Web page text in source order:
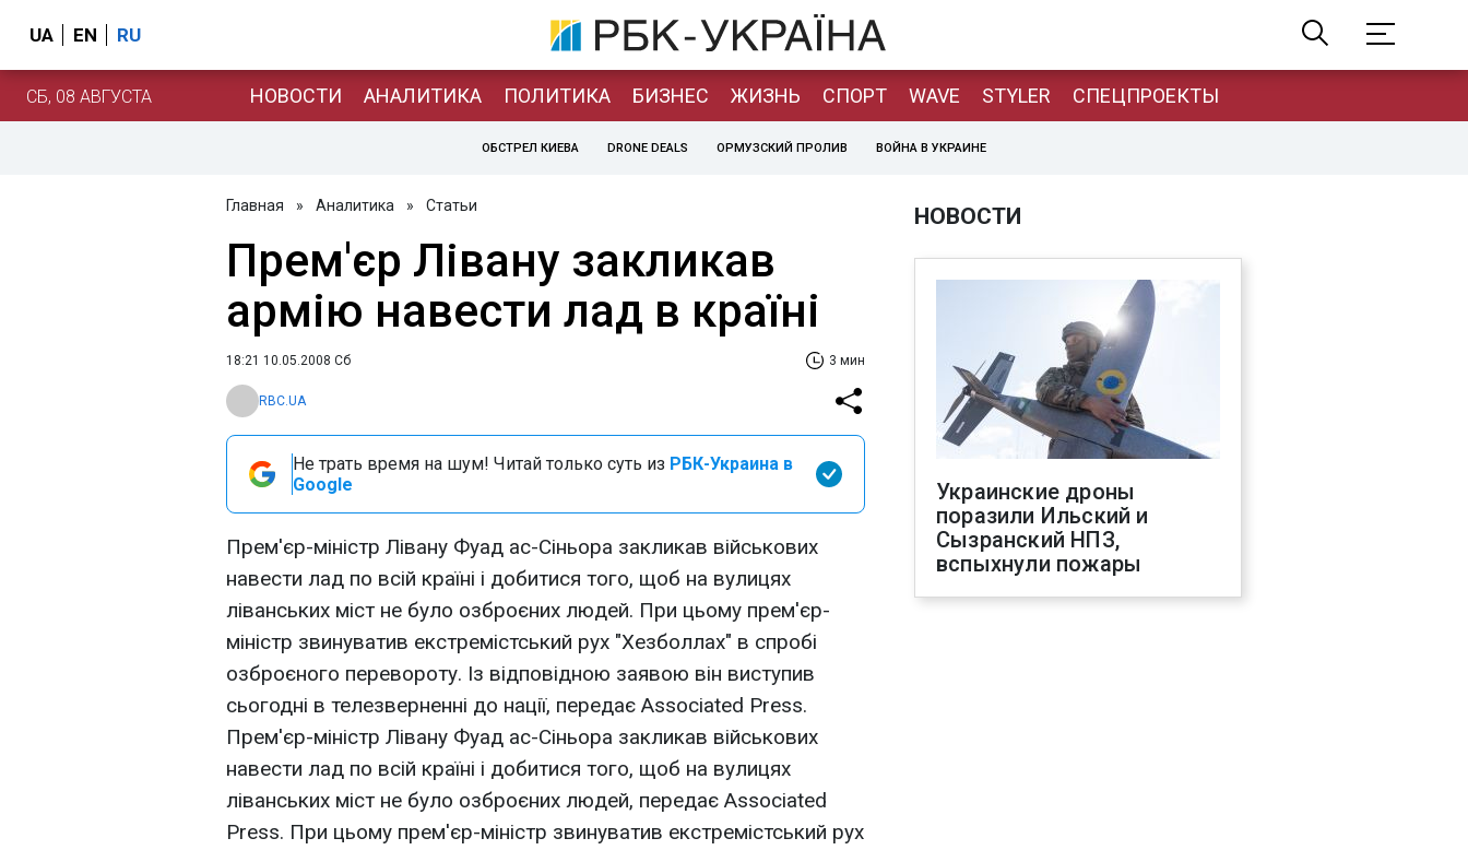
UA EN RU
СБ, 08 АВГУСТА НОВОСТИ АНАЛИТИКА ПОЛИТИКА БИЗНЕС ЖИЗНЬ СПОРТ WAVE STYLER СПЕЦПРОЕКТЫ
ОБСТРЕЛ КИЕВА DRONE DEALS ОРМУЗСКИЙ ПРОЛИВ ВОЙНА В УКРАИНЕ
Главная » Аналитика » Статьи
Прем'єр Лівану закликав
армію навести лад в країні
18:21 10.05.2008 Сб 3 мин
RBC.UA
Не трать время на шум! Читай только суть из РБК-Украина в
Google
Прем'єр-міністр Лівану Фуад ас-Сіньора закликав військових
навести лад по всій країні і добитися того, щоб на вулицях
ліванських міст не було озброєних людей. При цьому прем'єр-
міністр звинуватив екстремістський рух "Хезболлах" в спробі
озброєного перевороту. Із відповідною заявою він виступив
сьогодні в телезверненні до нації, передає Associated Press.
Прем'єр-міністр Лівану Фуад ас-Сіньора закликав військових
навести лад по всій країні і добитися того, щоб на вулицях
ліванських міст не було озброєних людей, передає Associated
Press. При цьому прем'єр-міністр звинуватив екстремістський рух
НОВОСТИ
Украинские дроны
поразили Ильский и
Сызранский НПЗ,
вспыхнули пожары